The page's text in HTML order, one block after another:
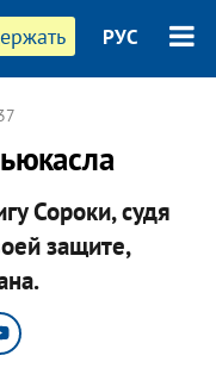
РУС
Сороки, судя
защите,